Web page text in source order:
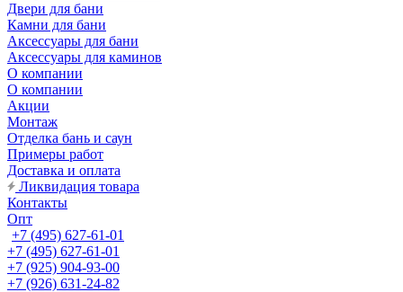
Двери для бани
Камни для бани
Аксессуары для бани
Аксессуары для каминов
О компании
О компании
Акции
Монтаж
Отделка бань и саун
Примеры работ
Доставка и оплата
Ликвидация товара
Контакты
Опт
+7 (495) 627-61-01
+7 (495) 627-61-01
+7 (925) 904-93-00
+7 (926) 631-24-82